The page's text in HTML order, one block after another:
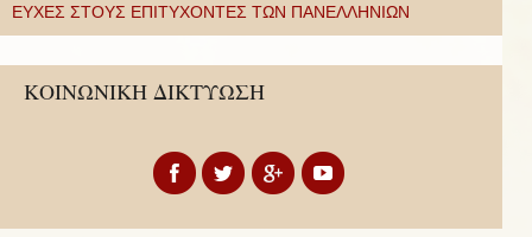
ΕΥΧΕΣ ΣΤΟΥΣ ΕΠΙΤΥΧΟΝΤΕΣ ΤΩΝ ΠΑΝΕΛΛΗΝΙΩΝ
ΚΟΙΝΩΝΙΚΗ ΔΙΚΤΥΩΣΗ